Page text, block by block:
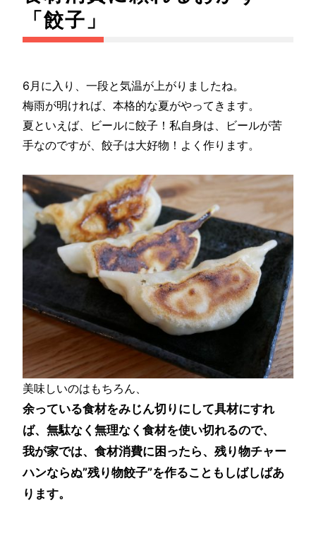
「餃子」
6月に入り、一段と気温が上がりましたね。
梅雨が明ければ、本格的な夏がやってきます。
夏といえば、ビールに餃子！私自身は、ビールが苦
手なのですが、餃子は大好物！よく作ります。
美味しいのはもちろん、
余っている食材をみじん切りにして具材にすれ
ば、無駄なく無理なく食材を使い切れるので、
我が家では、食材消費に困ったら、残り物チャー
ハンならぬ”残り物餃子”を作ることもしばしばあ
ります。